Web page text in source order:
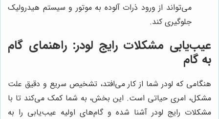
می‌تواند از ورود ذرات آلوده به موتور و سیستم هیدرولیک
جلوگیری کند.
عیب‌یابی مشکلات رایج لودر: راهنمای گام
به گام
هنگامی که لودر شما از کار می‌افتد، تشخیص سریع و دقیق علت
مشکل، امری حیاتی است. این بخش، به شما کمک می‌کند تا با
مشکلات رایج لودر آشنا شده و گام‌های اولیه عیب‌یابی را به